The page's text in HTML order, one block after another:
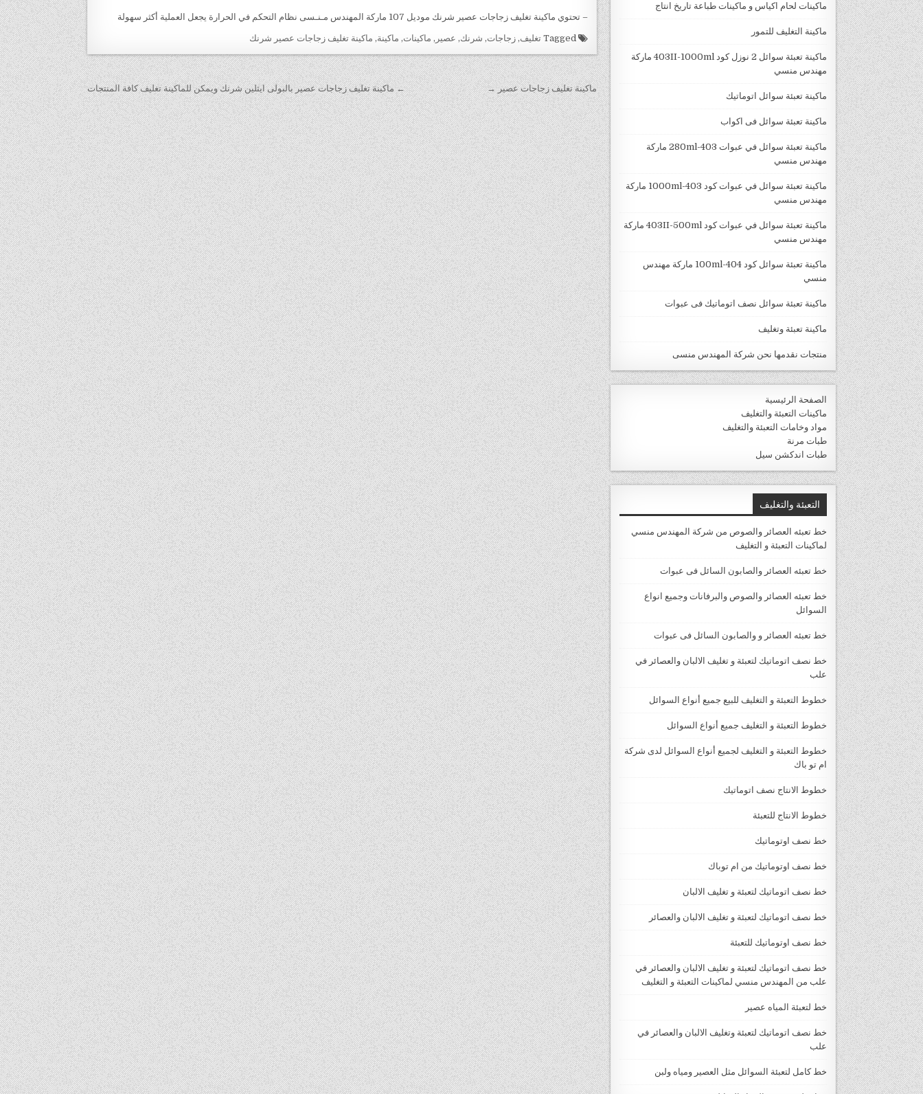
– تحتوي ماكينة تغليف زجاجات عصير شرنك موديل 107 ماركة المهندس مـنـسى نظام التحكم في الحرارة يجعل العملية أكثر سهولة
Tagged تغليف, زجاجات, شرنك, عصير , ماكينات, ماكينة, ماكينة تغليف زجاجات عصير شرنك
تصفّح
المقالات
← ماكينة تغليف زجاجات عصير بالبولى ايثلين شرنك ويمكن للماكينة تغليف كافة المنتجات ماكينة تغليف زجاجات عصير →
ماكينات لحام اكياس و ماكينات طباعة تاريخ انتاج
ماكينة التغليف للتمور
ماكينة تعبئة سوائل 2 نوزل كود 403II-1000ml ماركة
مهندس منسي
ماكينة تعبئة سوائل اتوماتيك
ماكينة تعبئة سوائل فى اكواب
ماكينة تعبئة سوائل في عبوات 403-280ml ماركة
مهندس منسي
ماكينة تعبئة سوائل في عبوات كود 403-1000ml ماركة
مهندس منسي
ماكينة تعبئة سوائل في عبوات كود 403II-500ml ماركة
مهندس منسي
ماكينة تعبئة سوائل كود 404-100ml ماركة مهندس
منسي
ماكينة تعبئة سوائل نصف اتوماتيك فى عبوات
ماكينة تعبئة وتغليف
منتجات نقدمها نحن شركة المهندس منسى
الصفحة الرئيسية
ماكينات التعبئة والتغليف
مواد وخامات التعبئة والتغليف
طبات مرنة
طبات اندكشن سيل
التعبئة والتغليف
خط تعبئه العصائر والصوص من شركة المهندس منسي
لماكينات التعبئة و التغليف
خط تعبئه العصائر والصابون السائل فى عبوات
خط تعبئه العصائر والصوص والبرفانات وجميع انواع
السوائل
خط تعبئه العصائر و والصابون السائل فى عبوات
خط نصف اتوماتيك لتعبئة و تغليف الالبان والعصائر في
علب
خطوط التعبئة و التغليف للبيع جميع أنواع السوائل
خطوط التعبئة و التغليف جميع أنواع السوائل
خطوط التعبئة و التغليف لجميع أنواع السوائل لدى شركة
ام تو باك
خطوط الانتاج نصف اتوماتيك
خطوط الانتاج للتعبئة
خط نصف اوتوماتيك
خط نصف اوتوماتيك من ام توباك
خط نصف اتوماتيك لتعبئة و تغليف الالبان
خط نصف اتوماتيك لتعبئة و تغليف الالبان والعصائر
خط نصف اوتوماتيك للتعبئة
خط نصف اتوماتيك لتعبئة و تغليف الالبان والعصائر في
علب من المهندس منسي لماكينات التعبئة و التغليف
خط لتعبئة المياه عصير
خط نصف اتوماتيك لتعبئة وتغليف الالبان والعصائر في
علب
خط كامل لتعبئة السوائل مثل العصير ومياه ولبن